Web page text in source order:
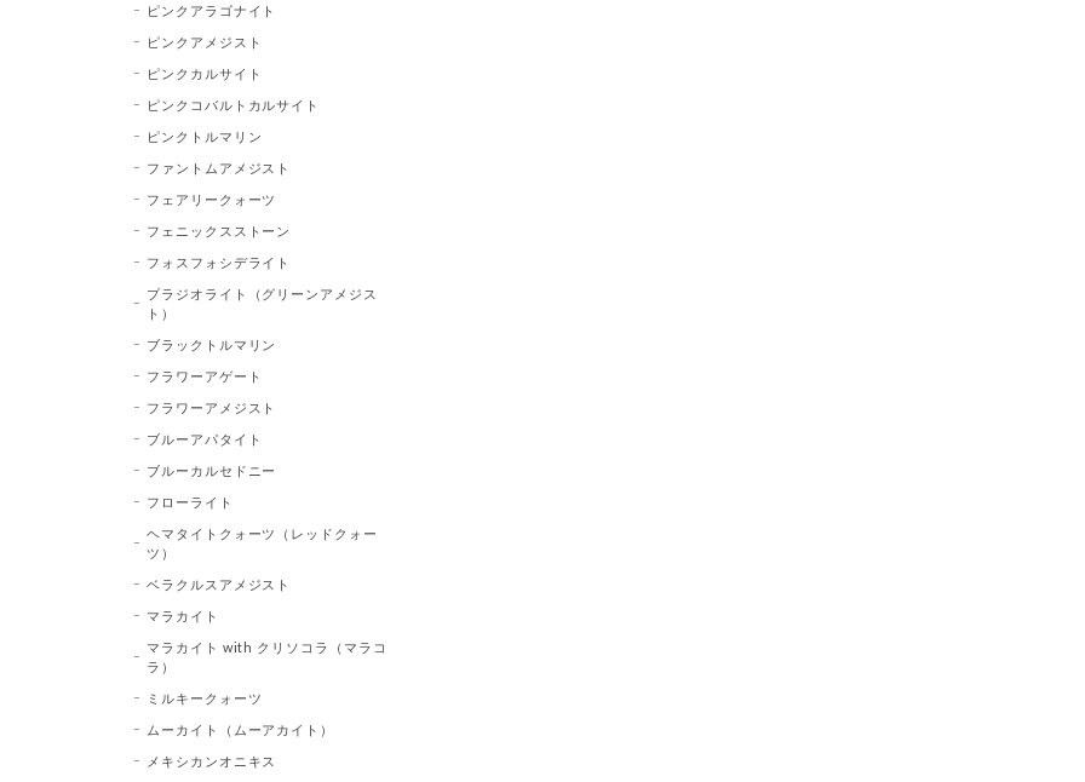
ピンクアラゴナイト
ピンクアメジスト
ピンクカルサイト
ピンクコバルトカルサイト
ピンクトルマリン
ファントムアメジスト
フェアリークォーツ
フェニックスストーン
フォスフォシデライト
プラジオライト（グリーンアメジス
ト）
ブラックトルマリン
フラワーアゲート
フラワーアメジスト
ブルーアパタイト
ブルーカルセドニー
フローライト
ヘマタイトクォーツ（レッドクォー
ツ）
ベラクルスアメジスト
マラカイト
マラカイト with クリソコラ（マラコ
ラ）
ミルキークォーツ
ムーカイト（ムーアカイト）
メキシカンオニキス